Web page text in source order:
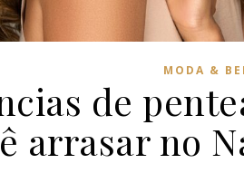
MODA &
de
arrasar no